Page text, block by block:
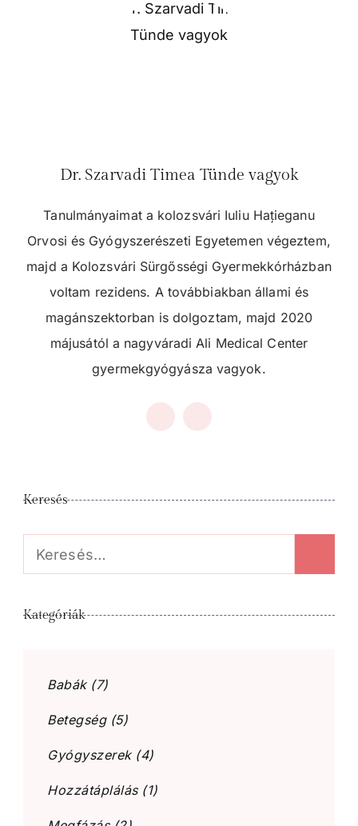
Dr. Szarvadi Timea Tünde vagyok
Tanulmányaimat a kolozsvári Iuliu Hațieganu
Orvosi és Gyógyszerészeti Egyetemen végeztem,
majd a Kolozsvári Sürgősségi Gyermekkórházban
voltam rezidens. A továbbiakban állami és
magánszektorban is dolgoztam, majd 2020
májusától a nagyváradi Ali Medical Center
gyermekgyógyásza vagyok.
Keresés
Keresés:
Kategóriák
Babák(7)
Betegség(5)
Gyógyszerek(4)
Hozzátáplálás(1)